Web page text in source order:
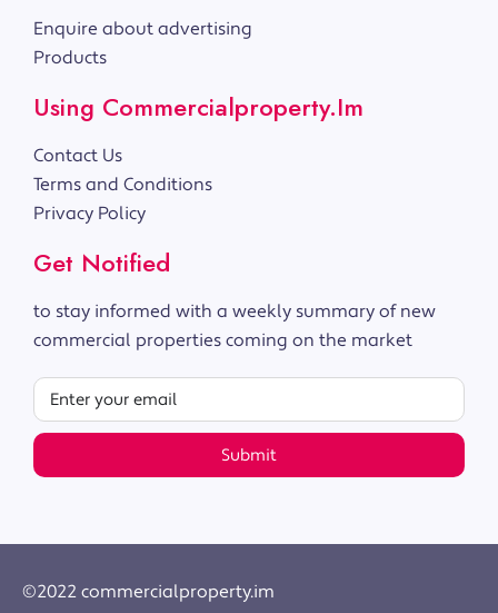
Enquire about advertising
Products
Using Commercialproperty.im
Contact Us
Terms and Conditions
Privacy Policy
Get Notified
to stay informed with a weekly summary of new
commercial properties coming on the market
Submit
©2022 commercialproperty.im